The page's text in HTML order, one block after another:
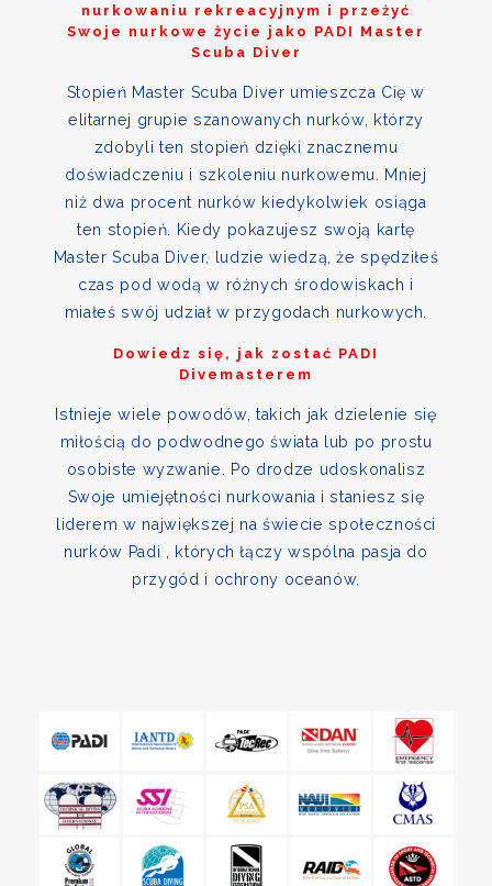
nurkowaniu rekreacyjnym i przeżyć
Swoje nurkowe życie jako PADI Master
Scuba Diver
Stopień Master Scuba Diver umieszcza Cię w
elitarnej grupie szanowanych nurków, którzy
zdobyli ten stopień dzięki znacznemu
doświadczeniu i szkoleniu nurkowemu. Mniej
niż dwa procent nurków kiedykolwiek osiąga
ten stopień. Kiedy pokazujesz swoją kartę
Master Scuba Diver, ludzie wiedzą, że spędziłeś
czas pod wodą w różnych środowiskach i
miałeś swój udział w przygodach nurkowych.
Dowiedz się, jak zostać PADI
Divemasterem
Istnieje wiele powodów, takich jak dzielenie się
miłością do podwodnego świata lub po prostu
osobiste wyzwanie. Po drodze udoskonalisz
Swoje umiejętności nurkowania i staniesz się
liderem w największej na świecie społeczności
nurków Padi , których łączy wspólna pasja do
przygód i ochrony oceanów.